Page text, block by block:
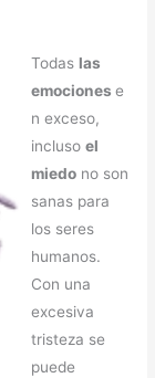
Todas las
emocionese
n exceso,
inclusoel
miedo no son
sanas para
los seres
humanos.
Con una
excesiva
tristeza se
puede